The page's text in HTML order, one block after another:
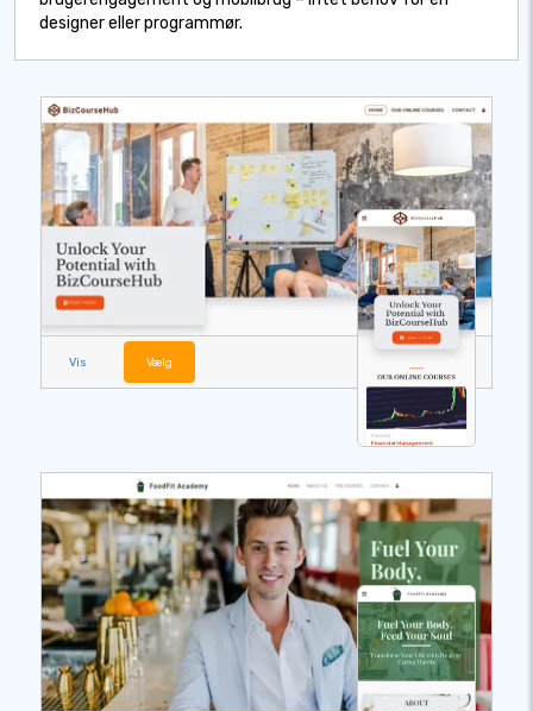
designer eller programmør.
Vis Vælg